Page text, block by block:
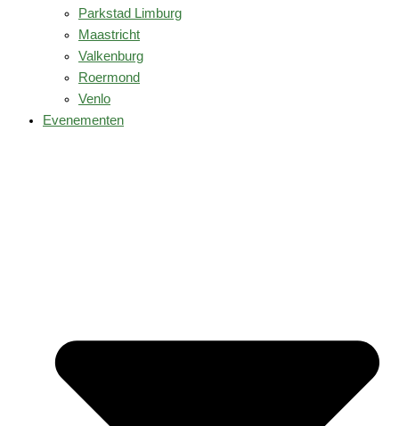
Parkstad Limburg
Maastricht
Valkenburg
Roermond
Venlo
Evenementen